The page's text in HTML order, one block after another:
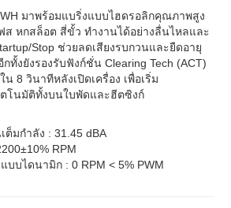
มาพร้อมแบริ่งแบบไฮดรอลิกคุณภาพสูง
ส หกสล็อต สี่ขั้ว ทำงานได้อย่างลื่นไหลและ
Stop ช่วยลดเสียงรบกวนและยืดอายุ
ทั้งยังรองรับฟังก์ชั่น Clearing Tech (ACT)
8 วินาทีหลังเปิดเครื่อง เพื่อเริ่ม
โนมัติทั้งบนใบพัดและฮีตซิงก์
ต็มกำลัง : 31.45 dBA
RPM
บบไดนามิก : 0 RPM < 5% PWM